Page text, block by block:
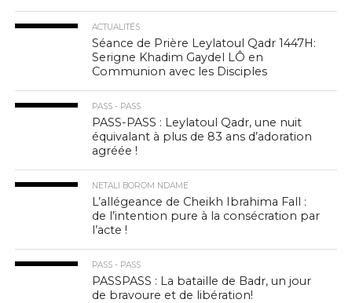
ACTUALITÉS
Séance de Prière Leylatoul Qadr 1447H:
Serigne Khadim Gaydel LÔ en
Communion avec les Disciples
PASS - PASS
PASS-PASS : Leylatoul Qadr, une nuit
équivalant à plus de 83 ans d’adoration
agréée !
NETALI BOROM NDAME
L’allégeance de Cheikh Ibrahima Fall :
de l’intention pure à la consécration par
l’acte !
PASS - PASS
PASSPASS : La bataille de Badr, un jour
de bravoure et de libération!